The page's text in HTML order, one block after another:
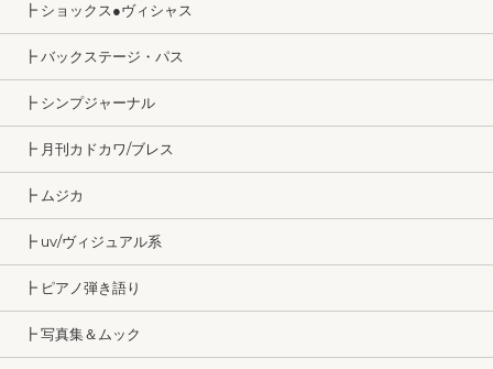
┣ ショックス●ヴィシャス
┣ バックステージ・パス
┣ シンプジャーナル
┣ 月刊カドカワ/ブレス
┣ ムジカ
┣ uv/ヴィジュアル系
┣ ピアノ弾き語り
┣ 写真集＆ムック